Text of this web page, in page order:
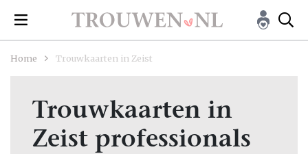
Home Trouwkaarten in Zeist
Trouwkaarten in
Zeist professionals